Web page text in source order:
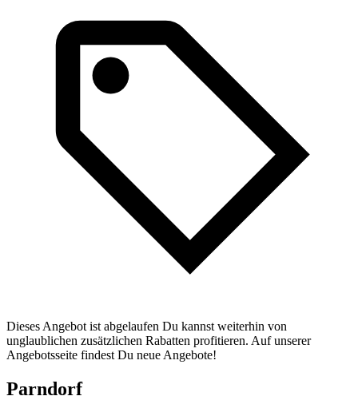
Dieses Angebot ist abgelaufen Du kannst weiterhin von
unglaublichen zusätzlichen Rabatten profitieren. Auf unserer
Angebotsseite findest Du neue Angebote!
Parndorf